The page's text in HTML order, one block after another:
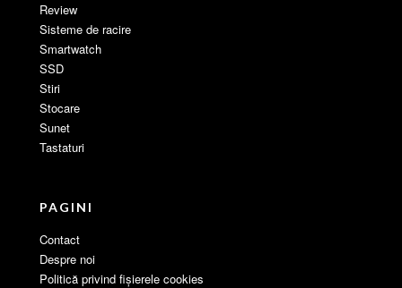
Review
Sisteme de racire
Smartwatch
SSD
Stiri
Stocare
Sunet
Tastaturi
PAGINI
Contact
Despre noi
Politică privind fișierele cookies